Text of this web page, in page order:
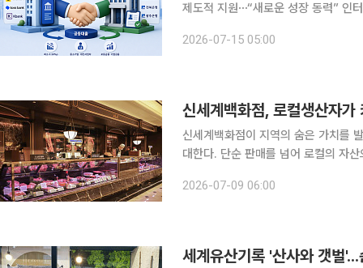
제도적 지원⋯“새로운 성장 동력” 인터넷전문은행과 지방은행이 경쟁 관계를 넘어 전략적 협력에
행은 전국 단위 플랫폼을 갖췄지만
2026-07-15 05:00
신세계백화점, 로컬생산자가
신세계백화점이 지역의 숨은 가치를
대한다. 단순 판매를 넘어 로컬의 자
식품관에서 ‘로컬이 신세계 한우 프로
2026-07-09 06:00
세계유산기록 '산사와 갯벌